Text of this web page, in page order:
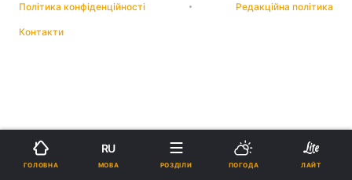
Політика конфіденційності Редакційна політика
Контакти
ГОЛОВНА
RU
МОВА РОЗДІЛИ ПОГОДА ЛАЙТ